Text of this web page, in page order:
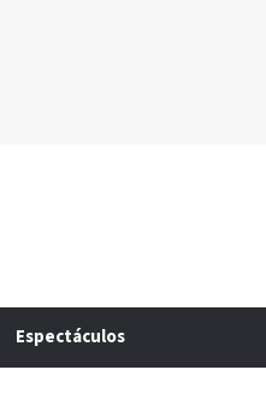
Espectáculos